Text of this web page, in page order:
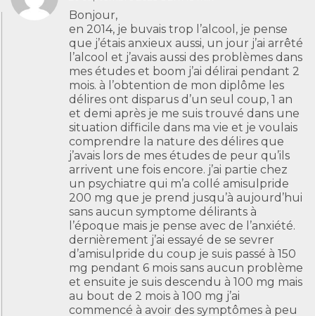
Bonjour,
en 2014, je buvais trop l’alcool, je pense
que j’étais anxieux aussi, un jour j’ai arrêté
l’alcool et j’avais aussi des problèmes dans
mes études et boom j’ai délirai pendant 2
mois. à l’obtention de mon diplôme les
délires ont disparus d’un seul coup, 1 an
et demi après je me suis trouvé dans une
situation difficile dans ma vie et je voulais
comprendre la nature des délires que
j’avais lors de mes études de peur qu’ils
arrivent une fois encore. j’ai partie chez
un psychiatre qui m’a collé amisulpride
200 mg que je prend jusqu’à aujourd’hui
sans aucun symptome délirants à
l’époque mais je pense avec de l’anxiété.
dernièrement j’ai essayé de se sevrer
d’amisulpride du coup je suis passé à 150
mg pendant 6 mois sans aucun problème
et ensuite je suis descendu à 100 mg mais
au bout de 2 mois à 100 mg j’ai
commencé à avoir des symptômes à peu